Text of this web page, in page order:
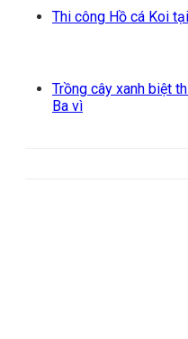
Thi công Hồ cá Koi
Trồng cây xanh biệt
Ba vì